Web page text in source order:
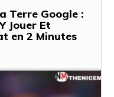
Terre Google :
Jouer Et
en 2 Minutes